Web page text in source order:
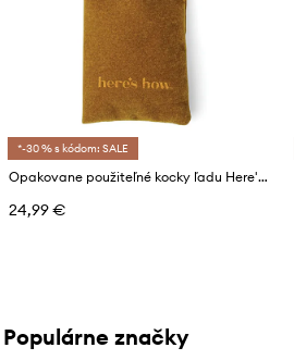
*-30 % s kódom: SALE
Opakovane použiteľné kocky ľadu Here's How The Jupiter 2-pak
24,99 €
Populárne značky